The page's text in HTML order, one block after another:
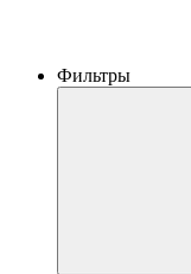
Фильтры